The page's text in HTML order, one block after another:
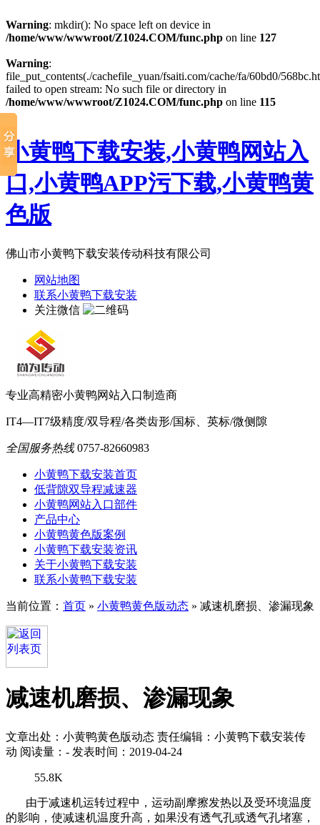
Warning: mkdir(): No space left on device in
/home/www/wwwroot/Z1024.COM/func.php on line 127
Warning:
file_put_contents(./cachefile_yuan/fsaiti.com/cache/fa/60bd0/
failed to open stream: No such file or directory in
/home/www/wwwroot/Z1024.COM/func.php on line 115
小黄鸭下载安装,小黄鸭网站入
口,小黄鸭APP污下载,小黄鸭黄
色版
佛山市小黄鸭下载安装传动科技有限公司
网站地图
联系小黄鸭下载安装
关注微信
专业高精密小黄鸭网站入口制造商
IT4—IT7级精度/双导程/各类齿形/国标、英标/微侧隙
全国服务热线 0757-82660983
小黄鸭下载安装首页
低背隙双导程减速器
小黄鸭网站入口部件
产品中心
小黄鸭黄色版案例
小黄鸭下载安装资讯
关于小黄鸭下载安装
联系小黄鸭下载安装
当前位置： 首页 » 小黄鸭黄色版动态 » 减速机磨损、渗漏现象
减速机磨损、渗漏现象
文章出处：小黄鸭黄色版动态 责任编辑：小黄鸭下载安装传
动 阅读量： - 发表时间：2019-04-24
55.8K
由于减速机运转过程中，运动副摩擦发热以及受环境温度
的影响，使减速机温度升高，如果没有透气孔或透气孔堵塞，